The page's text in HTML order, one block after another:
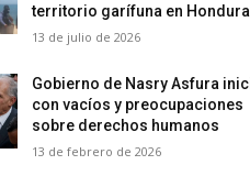
territorio garífuna en
13 de julio de 2026
Gobierno de Nasry Asfura
con vacíos y preocupaciones
sobre derechos humanos
13 de febrero de 2026